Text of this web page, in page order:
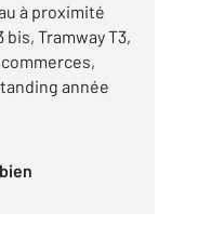
à proximité
Tramway T3,
année